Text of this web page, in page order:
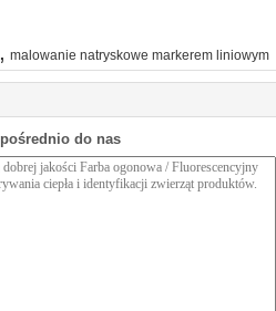
, malowanie natryskowe markerem liniowym
do nas